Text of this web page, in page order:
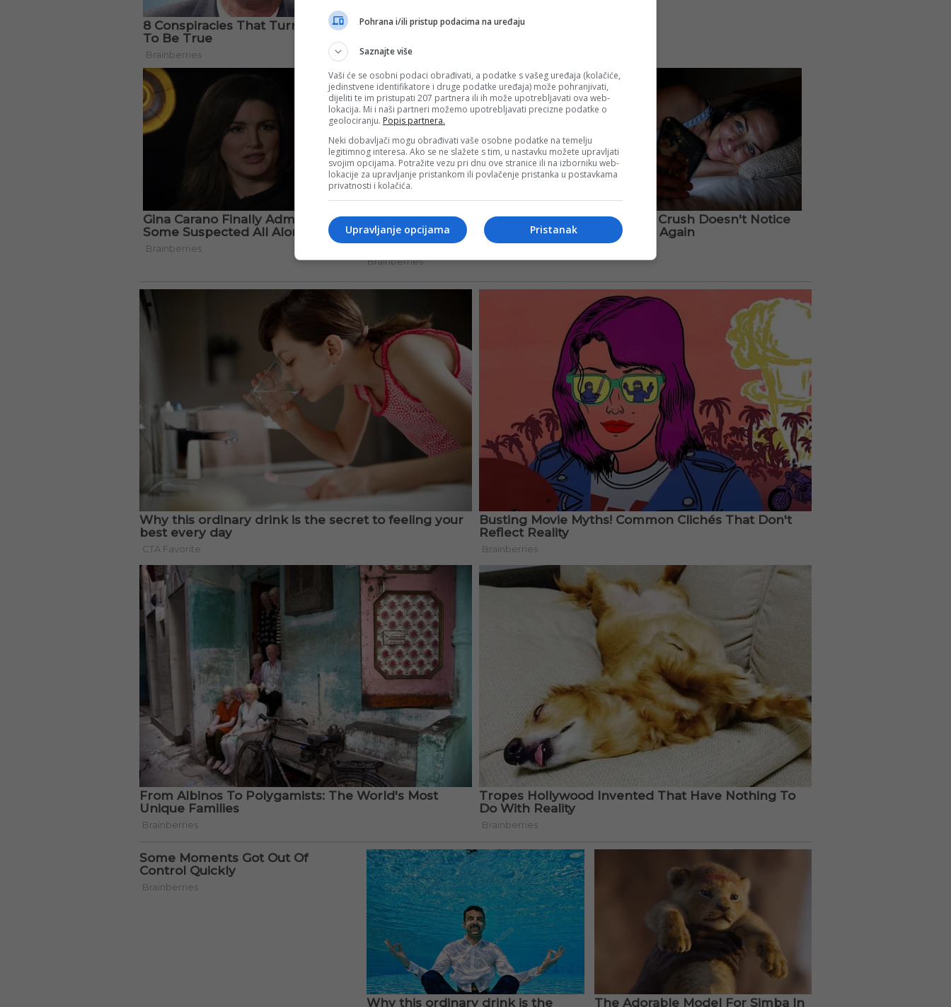
Pohrana i/ili pristup podacima na uređaju
Saznajte više
Vaši će se osobni podaci obrađivati, a podatke s vašeg uređaja (kolačiće,
jedinstvene identifikatore i druge podatke uređaja) može pohranjivati,
dijeliti te im pristupati 207 partnera ili ih može upotrebljavati ova web-
lokacija. Mi i naši partneri možemo upotrebljavati precizne podatke o
geolociranju. Popis partnera.
Neki dobavljači mogu obrađivati vaše osobne podatke na temelju
legitimnog interesa. Ako se ne slažete s tim, u nastavku možete upravljati
svojim opcijama. Potražite vezu pri dnu ove stranice ili na izborniku web-
lokacije za upravljanje pristankom ili povlačenje pristanka u postavkama
privatnosti i kolačića.
Pristanak
Upravljanje opcijama